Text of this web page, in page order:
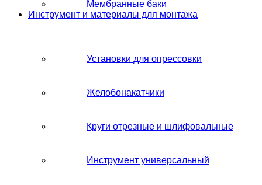
Мембранные баки
Инструмент и материалы для монтажа
Установки для опрессовки
Желобонакатчики
Круги отрезные и шлифовальные
Инструмент универсальный